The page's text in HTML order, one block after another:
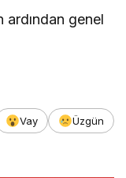
ardından genel
Vay
Üzgün